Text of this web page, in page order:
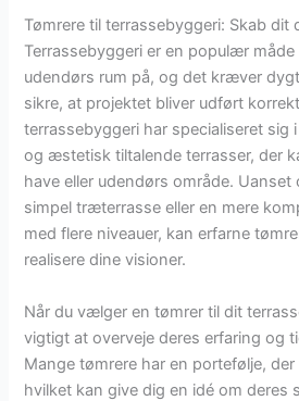
Tømrere til terrassebyggeri: Skab dit
Terrassebyggeri er en populær
udendørs rum på, og det kræver
sikre, at projektet bliver udført
terrassebyggeri har specialiseret sig
og æstetisk tiltalende terrasser, der
have eller udendørs område. Uanset
simpel træterrasse eller en mere
med flere niveauer, kan erfarne
realisere dine visioner.
Når du vælger en tømrer til dit
vigtigt at overveje deres erfaring og
Mange tømrere har en portefølje,
hvilket kan give dig en idé om deres